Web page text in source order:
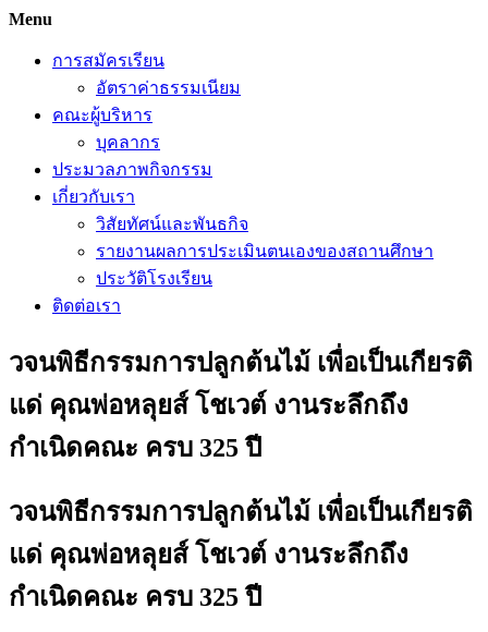
Menu
การสมัครเรียน
อัตราค่าธรรมเนียม
คณะผู้บริหาร
บุคลากร
ประมวลภาพกิจกรรม
เกี่ยวกับเรา
วิสัยทัศน์และพันธกิจ
รายงานผลการประเมินตนเองของสถานศึกษา
ประวัติโรงเรียน
ติดต่อเรา
วจนพิธีกรรมการปลูกต้นไม้ เพื่อเป็นเกียรติ
แด่ คุณพ่อหลุยส์ โชเวต์ งานระลึกถึง
กำเนิดคณะ ครบ 325 ปี
วจนพิธีกรรมการปลูกต้นไม้ เพื่อเป็นเกียรติ
แด่ คุณพ่อหลุยส์ โชเวต์ งานระลึกถึง
กำเนิดคณะ ครบ 325 ปี